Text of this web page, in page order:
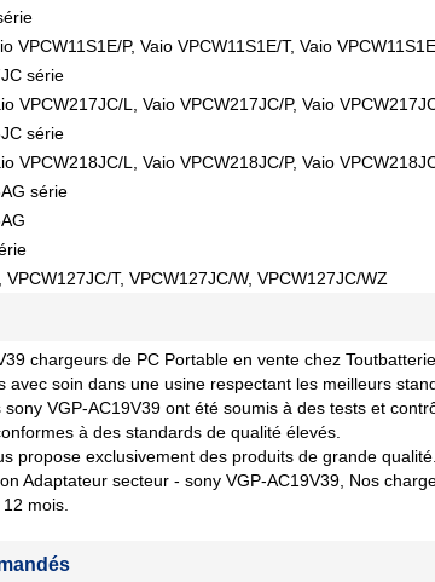
VPCW11S1E/P, Vaio VPCW11S1E/T, Vaio
série
VPCW217JC/L, Vaio VPCW217JC/P, Vaio
série
VPCW218JC/L, Vaio VPCW218JC/P, Vaio
série
VPCW127JC/T, VPCW127JC/W, VPCW127JC/WZ
chargeurs de PC Portable en vente chez
avec soin dans une usine respectant les meilleurs
VGP-AC19V39 ont été soumis à des tests et
à des standards de qualité élevés.
propose exclusivement des produits de grande
Adaptateur secteur - sony VGP-AC19V39, Nos
mois.